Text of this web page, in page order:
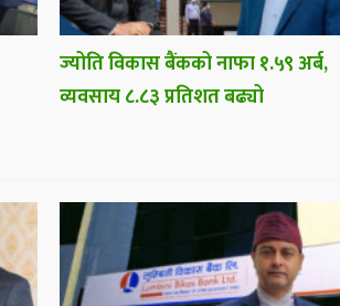
ज्योति विकास बैंकको नाफा १.५९ अर्ब,
व्यवसाय ८.८३ प्रतिशत बढ्यो